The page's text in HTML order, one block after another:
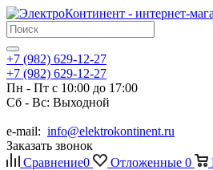
+7 (982) 629-12-27
+7 (982) 629-12-27
Пн - Пт с 10:00 до 17:00
Сб - Вс: Выходной
e-mail: info@elektrokontinent.ru
Заказать звонок
Сравнение0 Отложенные 0